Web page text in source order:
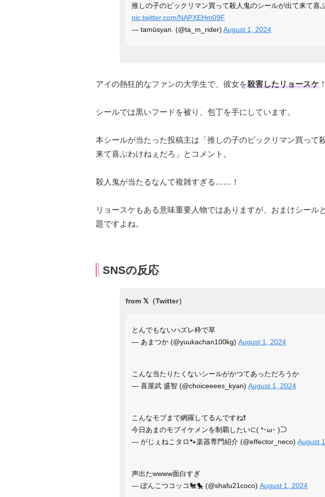
推しの子のビックリマン買って殺人鬼のシールが出て来て喜
pic.twitter.com/NAPXEHm09F
— tamūsyan. (@ta_m_rider) August 1, 2024
アイの熱狂的なファンの大学生で、彼女を殺害したリョースケ
シールでは黒いフードを被り、包丁を手にしています。
本シールが当たった投稿主は「推しの子のビックリマン買って
来て喜ぶわけねぇだろ」とコメント。
殺人鬼が当たるなんて複雑すぎる……！
リョースケもある意味重要人物ではありますが、おまけシール
題ですよね。
SNSの反応
とんでもないハズレ枠で草
— あまつか (@yuukachan100kg) August 1, 2024
こんな当たりたくないシールがかつてあっただろうか
— 喜屋武 盛智 (@choiceeees_kyan) August 1, 2024
こんなモブまで網羅してるんですね❗️
今日あまのモブイケメンを制覇したい⊂( *･ω･ )⊃
— がじぇねこタロ🐾楽器専門紹介 (@effector_neco) August
声出たwwww面白すぎ
— ぽんこつコッコ🐔🐤 (@shafu21coco) August 1, 2024